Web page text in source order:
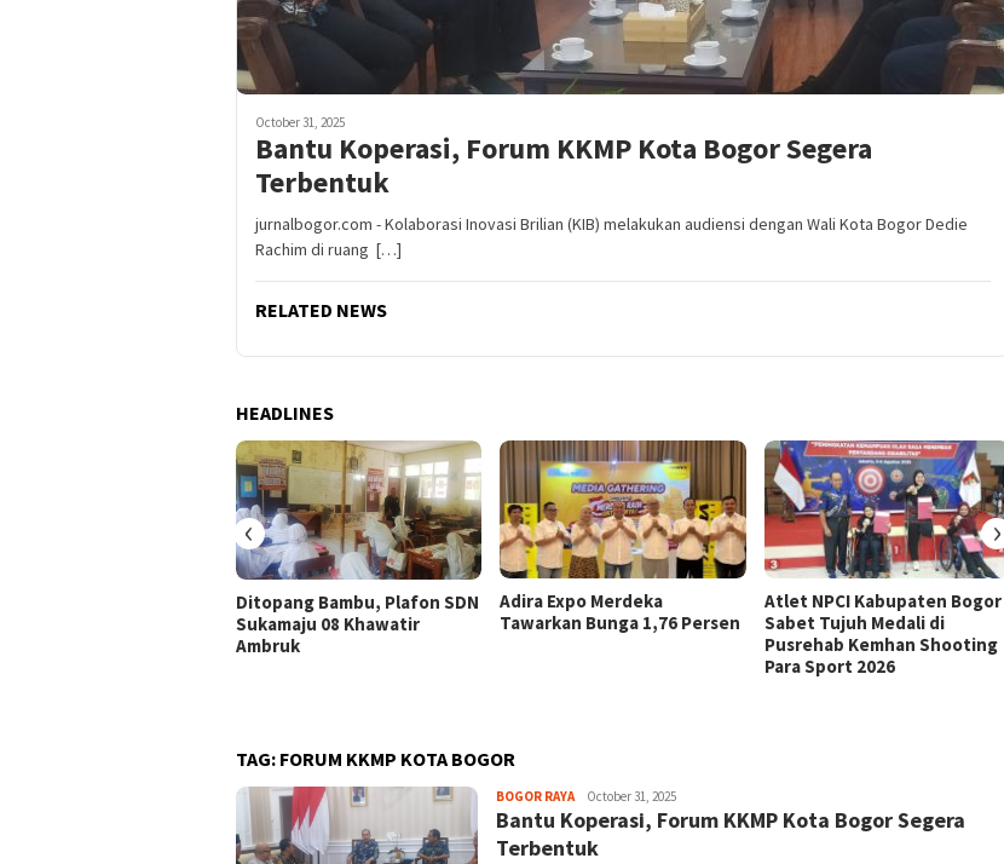
October 31, 2025
Bantu Koperasi, Forum KKMP Kota Bogor Segera
Terbentuk
jurnalbogor.com - Kolaborasi Inovasi Brilian (KIB) melakukan audiensi dengan Wali Kota Bogor Dedie
Rachim di ruang […]
RELATED NEWS
HEADLINES
Ditopang Bambu, Plafon SDN
Sukamaju 08 Khawatir
Ambruk
Adira Expo Merdeka
Tawarkan Bunga 1,76 Persen
Atlet NPCI Kabupaten Bogor
Sabet Tujuh Medali di
Pusrehab Kemhan Shooting
Para Sport 2026
‹ ›
TAG: FORUM KKMP KOTA BOGOR
BOGOR RAYASayyev
October 31, 2025
Bantu Koperasi, Forum KKMP Kota Bogor Segera
Terbentuk